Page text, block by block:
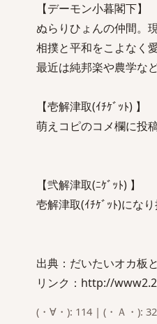
【デーモン小暮閣下】
ぬらりひょんの仲間。
相撲と平和をこよなく
最近は純邦楽や農学な
【壱解津取(ｲﾁｹﾞｯﾄ) 】
萌えコピのコメ欄に投
【弐解津取(ﾆｹﾞｯﾄ) 】
壱解津取(ｲﾁｹﾞｯﾄ)になり
出典：だいたいオカ板
リンク：http://
(・∀・): 114 | (・Ａ・): 32